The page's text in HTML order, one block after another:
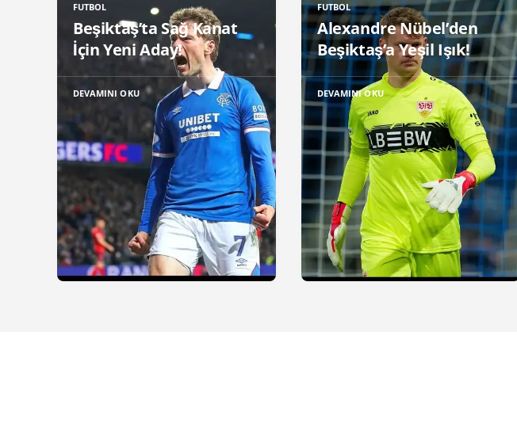
FUTBOL
Beşiktaş’ta Sağ Kanat
İçin Yeni Aday!
DEVAMINI OKU
FUTBOL
Alexandre Nübel’den
Beşiktaş’a Yeşil Işık!
DEVAMINI OKU